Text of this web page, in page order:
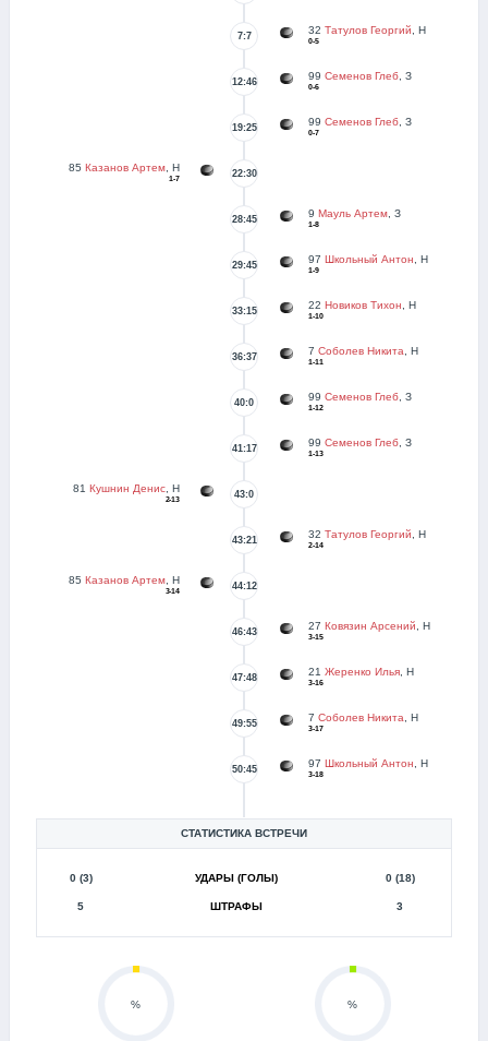
32 Татулов Георгий , Н
0-5
7:7
99 Семенов Глеб , З
0-6
12:46
99 Семенов Глеб , З
0-7
19:25
85 Казанов Артем , Н
1-7 22:30
9 Мауль Артем , З
1-8
28:45
97 Школьный Антон , Н
1-9
29:45
22 Новиков Тихон , Н
1-10
33:15
7 Соболев Никита , Н
1-11
36:37
99 Семенов Глеб , З
1-12
40:0
99 Семенов Глеб , З
1-13
41:17
81 Кушнин Денис , Н
2-13 43:0
32 Татулов Георгий , Н
2-14
43:21
85 Казанов Артем , Н
3-14 44:12
27 Ковязин Арсений , Н
3-15
46:43
21 Жеренко Илья , Н
3-16
47:48
7 Соболев Никита , Н
3-17
49:55
97 Школьный Антон , Н
3-18
50:45
СТАТИСТИКА ВСТРЕЧИ
0 (3) УДАРЫ (ГОЛЫ) 0 (18)
5 ШТРАФЫ 3
% %